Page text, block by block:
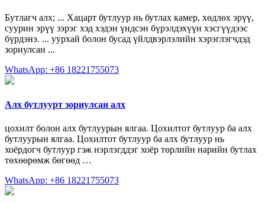
Бутлагч алх; ... Хацарт бутлуур нь бутлах камер, хөдлөх эрүү,
суурин эрүү зэрэг хэд хэдэн үндсэн бүрэлдэхүүн хэсгүүдээс
бүрдэнэ. ... уурхай болон бусад үйлдвэрлэлийн хэрэглэгчдэд
зориулсан ...
WhatsApp: +86 18221755073
Алх бутлуурт зориулсан алх
цохилт болон алх бутлуурын ялгаа. Цохилтот бутлуур ба алх
бутлуурын ялгаа. Цохилтот бутлуур ба алх бутлуур нь
хоёрдогч бутлуур гэж нэрлэгддэг хоёр төрлийн нарийн бутлах
төхөөрөмж бөгөөд …
WhatsApp: +86 18221755073